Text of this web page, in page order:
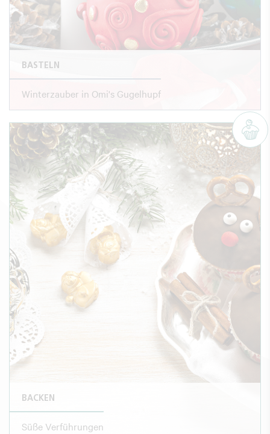
BASTELN
Winterzauber in Omi's Gugelhupf
BACKEN
Süße Verführungen